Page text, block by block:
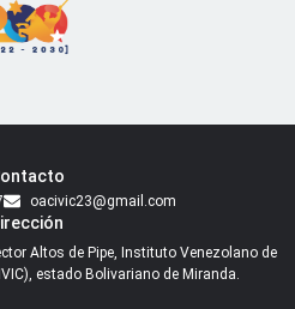
oacivic23@gmail.com
Altos de Pipe, Instituto Venezolano de
estado Bolivariano de Miranda.